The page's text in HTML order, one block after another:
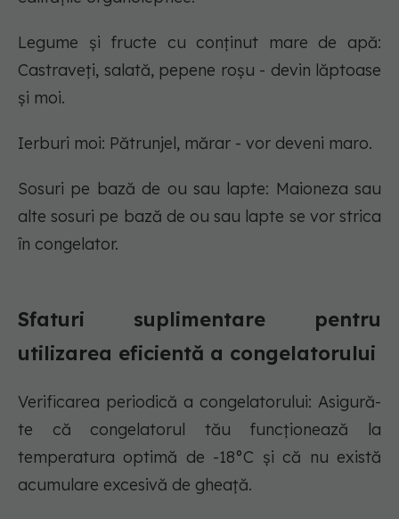
Legume și fructe cu conținut mare de apă:
Castraveți, salată, pepene roșu - devin lăptoase
și moi.
Ierburi moi: Pătrunjel, mărar - vor deveni maro.
Sosuri pe bază de ou sau lapte: Maioneza sau
alte sosuri pe bază de ou sau lapte se vor strica
în congelator.
Sfaturi suplimentare pentru
utilizarea eficientă a congelatorului
Verificarea periodică a congelatorului: Asigură-
te că congelatorul tău funcționează la
temperatura optimă de -18°C și că nu există
acumulare excesivă de gheață.